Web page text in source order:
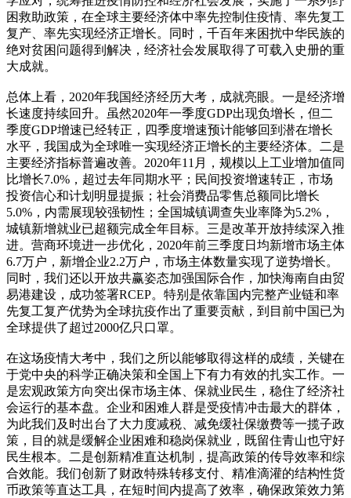
困救助政策，在全球主要经济体中率先控制住疫情、率先复工
复产、率先实现经济正增长。同时，千百年来困扰中华民族的
绝对贫困问题得到解决，经济社会发展取得了可载入史册的重
大成就。
总体上看，2020年我国经济经历大考，成就亮眼。一是经济增
长速度持续回升。虽然2020年一季度GDP出现负增长，但二
季度GDP增速已经转正，四季度增速预计能够回到潜在增长
水平，我国成为全球唯一实现经济正增长的主要经济体。二是
主要经济指标普遍改善。2020年11月，规模以上工业增加值同
比增长7.0%，超过去年同期水平；民间投资增速转正，市场
投资信心和计划明显提振；社会消费品零售总额同比增长
5.0%，内需展现较强韧性；全国城镇调查失业率降为5.2%，
城镇新增就业已超额完成全年目标。三是改革开放持续深入推
进。营商环境进一步优化，2020年前三季度日均新增市场主体
6.7万户，新增企业2.2万户，市场主体数量实现了逆势增长。
同时，我们还以开放共赢姿态加强国际合作，加快海南自由贸
易港建设，成功签署RCEP。特别是依靠国内完整产业链和率
先复工复产优势为全球抗疫作出了重要贡献，到目前中国已为
全球提供了超过2000亿只口罩。
在这场疫情大考中，我们之所以能够取得这样的成绩，关键在
于党中央的科学正确决策和全国上下有力有效的扎实工作。一
是宏观政策方向突出保市场主体、保就业民生，稳住了经济社
会运行的基本盘。企业和困难人群是受疫情冲击最大的群体，
为此我们及时出台了大力度减税、减免缓社保缴费等一揽子政
策，目的就是缓解企业困难和稳岗保就业，既留住青山也守好
民生根本。二是创新精准直达机制，提高政策的传导效率和综
合效能。我们创新了财政特殊转移支付、精准滴灌的结构性货
币政策等直达工具，在短时间内提高了效率，确保政策效力第